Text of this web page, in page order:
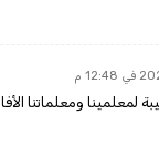
لمعلمينا ومعلماتنا